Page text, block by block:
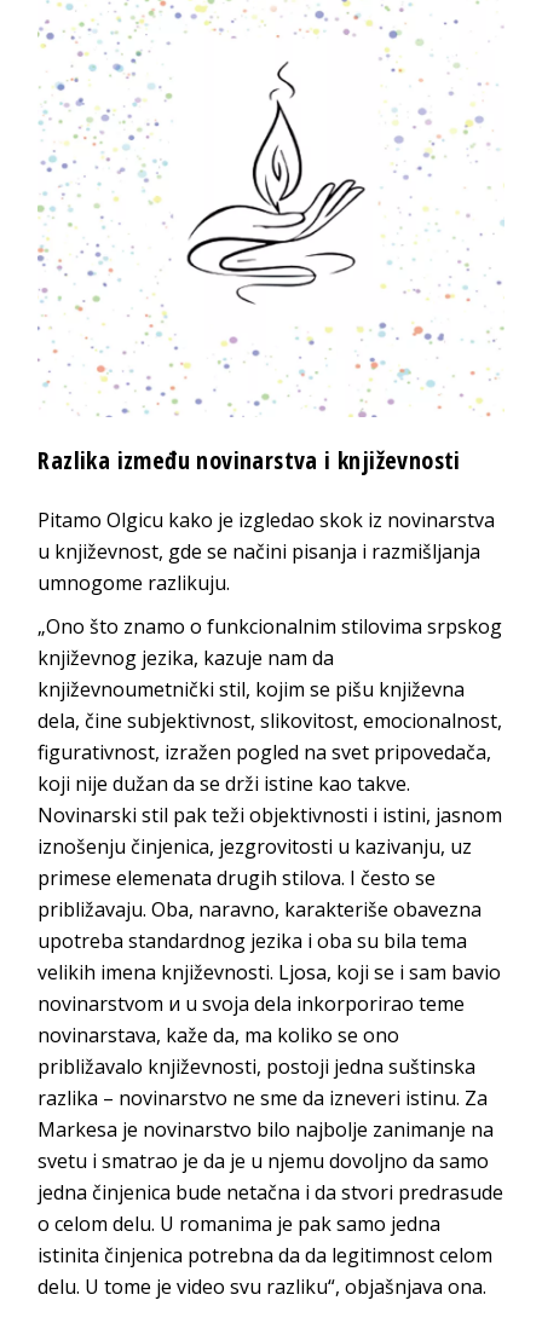
Razlika između novinarstva i književnosti
Pitamo Olgicu kako je izgledao skok iz novinarstva
u književnost, gde se načini pisanja i razmišljanja
umnogome razlikuju.
„Ono što znamo o funkcionalnim stilovima srpskog
književnog jezika, kazuje nam da
književnoumetnički stil, kojim se pišu književna
dela, čine subjektivnost, slikovitost, emocionalnost,
figurativnost, izražen pogled na svet pripovedača,
koji nije dužan da se drži istine kao takve.
Novinarski stil pak teži objektivnosti i istini, jasnom
iznošenju činjenica, jezgrovitosti u kazivanju, uz
primese elemenata drugih stilova. I često se
približavaju. Oba, naravno, karakteriše obavezna
upotreba standardnog jezika i oba su bila tema
velikih imena književnosti. Ljosa, koji se i sam bavio
novinarstvom и u svoja dela inkorporiraо teme
novinarstava, kaže da, ma koliko se ono
približavalo književnosti, postoji jedna suštinska
razlika – novinarstvo ne sme da izneveri istinu. Za
Markesa je novinarstvo bilo najbolje zanimanje na
svetu i smatrao je da je u njemu dovoljno da samo
jedna činjenica bude netačna i da stvori predrasude
o celom delu. U romanima je pak samo jedna
istinita činjenica potrebna da da legitimnost celom
delu. U tome je video svu razliku“, objašnjava ona.